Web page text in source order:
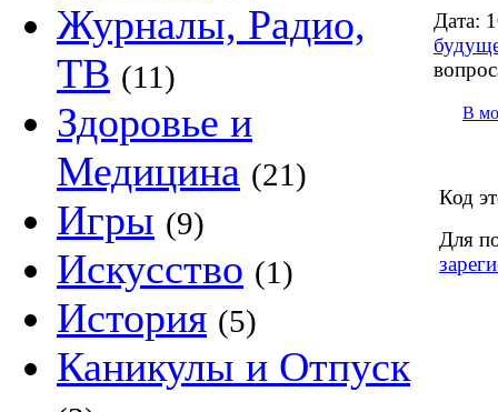
Журналы, Радио,
ТВ (11)
Здоровье и
Медицина (21)
Игры (9)
Искусство (1)
История (5)
Каникулы и Отпуск
Дата:
В
Код
Для